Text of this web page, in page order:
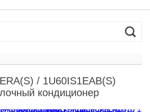
/ 1U60IS1EAB(S)
кондиционер